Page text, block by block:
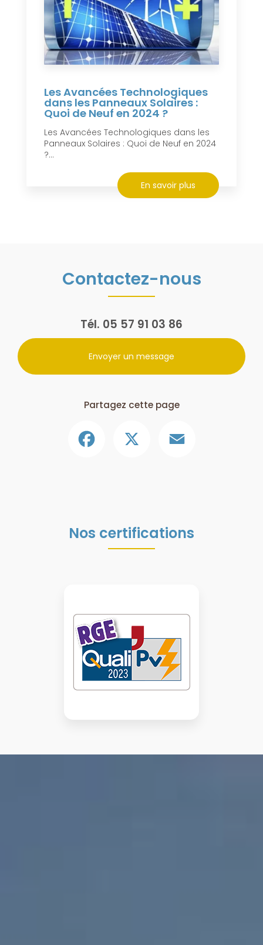
Les Avancées Technologiques
dans les Panneaux Solaires :
Quoi de Neuf en 2024 ?
Les Avancées Technologiques dans les
Panneaux Solaires : Quoi de Neuf en 2024
?...
En savoir plus
Contactez-nous
Tél. 05 57 91 03 86
Envoyer un message
Partagez cette page
Nos certifications